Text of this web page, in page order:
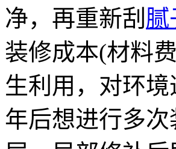
净，再重新刮 腻
装修成本(材料
生利用，对环
年后想进行多